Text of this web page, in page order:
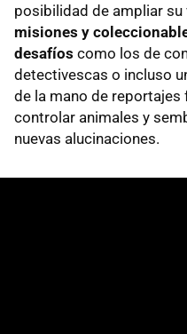
posibilidad de ampliar su
misiones y
desafíos como los de
detectivescas o incluso
de la mano de
controlar animales y
nuevas alucinaciones.